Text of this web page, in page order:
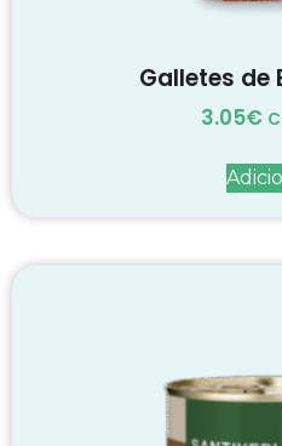
Galletes de
3.05€